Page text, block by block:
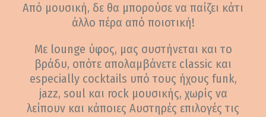
Από μουσική, δε θα μπορούσε να παίζει κάτι
άλλο πέρα από ποιοτική!
Mε lounge ύφος, µας συστήνεται και το
βράδυ, οπότε απολαµβάνετε classic και
especially cocktails υπό τους ήχους funk,
jazz, soul και rock μουσικής, χωρίς να
λείπουν και κάποιες Αυστηρές επιλογές τις